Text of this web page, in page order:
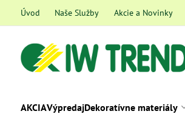
Úvod Naše Služby Akcie a Novinky
AKCIAVýpredajDekoratívne materiály